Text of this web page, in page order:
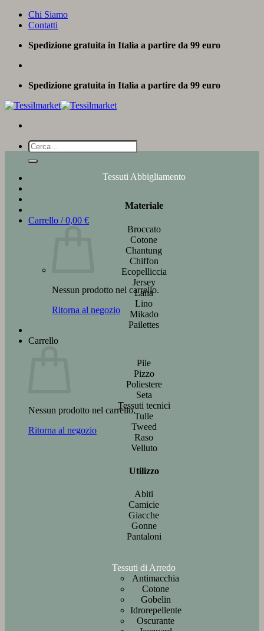
Salta
Chi Siamo
Contatti
Spedizione gratuita in Italia a partire da 99 euro
Spedizione gratuita in Italia a partire da 99 euro
Cerca:
Carrello /0,00 €
Nessun prodotto nel carrello.
Ritorna al negozio
Carrello
Nessun prodotto nel carrello.
Ritorna al negozio
Tessuti Abbigliamento
Materiale
Broccato
Cotone
Chantung
Chiffon
Ecopelliccia
Jersey
Lana
Lino
Mikado
Pailettes
Pile
Pizzo
Poliestere
Seta
Tessuti tecnici
Tulle
Tweed
Raso
Velluto
Utilizzo
Abiti
Camicie
Giacche
Gonne
Pantaloni
Tessuti di Arredo
Antimacchia
Cotone
Gobelin
Idrorepellente
Oscurante